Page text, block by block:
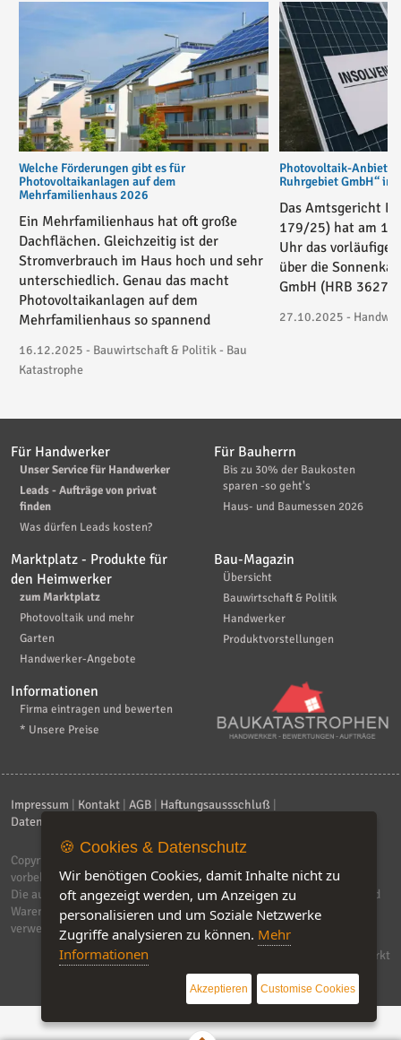
Welche Förderungen gibt es für
Photovoltaikanlagen auf dem
Mehrfamilienhaus 2026
Ein Mehrfamilienhaus hat oft große
Dachflächen. Gleichzeitig ist der
Stromverbrauch im Haus hoch und sehr
unterschiedlich. Genau das macht
Photovoltaikanlagen auf dem
Mehrfamilienhaus so spannend
16.12.2025 - Bauwirtschaft & Politik - Bau
Katastrophe
Photovoltaik-Anbieter
Ruhrgebiet GmbH“ in
Das Amtsgericht
179/25) hat am
Uhr das vorläufige
über die
GmbH (HRB
27.10.2025 -
Für Handwerker
Unser Service für Handwerker
Leads - Aufträge von privat
finden
Was dürfen Leads kosten?
Für Bauherrn
Bis zu 30% der Baukosten
sparen -so geht's
Haus- und Baumessen 2026
Marktplatz - Produkte für
den Heimwerker
zum Marktplatz
Photovoltaik und mehr
Garten
Handwerker-Angebote
Bau-Magazin
Übersicht
Bauwirtschaft & Politik
Handwerker
Produktvorstellungen
Informationen
Firma eintragen und bewerten
* Unsere Preise
Impressum Kontakt AGB Haftungsaussschluß
Datenschutzerklärung
Copyright © 2026
vorbehalten.
Die auf dieser Seite verwendeten Produktbezeichnungen, Namen und
Warenzeichen sind Eigentum der jeweiligen Firmen. Unser Portal
verwendet Affiliat-Links, für dir wir Geld erhalten.
Software by IQ-Markt
🍪 Cookies & Datenschutz
Wir benötigen Cookies, damit Inhalte nicht zu
oft angezeigt werden, um Anzeigen zu
personalisieren und um Soziale Netzwerke
Zugriffe analysieren zu können. Mehr
Informationen
Akzeptieren Customise Cookies